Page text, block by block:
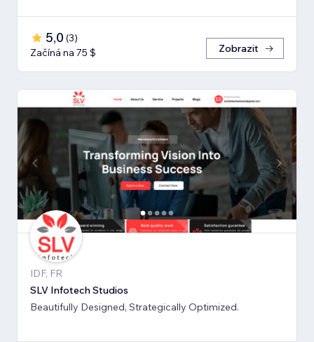
5,0 (3)
Začíná na 75 $
Zobrazit
IDF, FR
SLV Infotech Studios
Beautifully Designed, Strategically Optimized.